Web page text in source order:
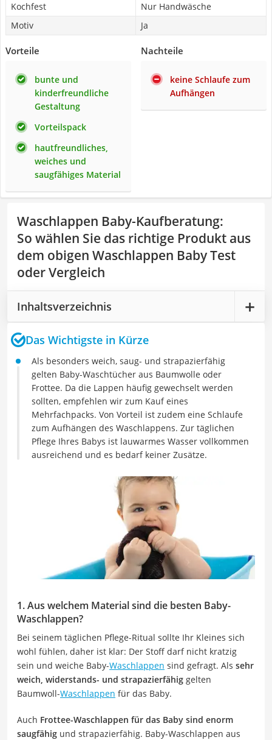
Kochfest
Nur Handwäsche
Motiv
Ja
Vorteile
bunte und
kinderfreundliche
Gestaltung
Vorteilspack
hautfreundliches,
weiches und
saugfähiges Material
Nachteile
keine Schlaufe zum
Aufhängen
Waschlappen Baby-Kaufberatung:
So wählen Sie das richtige Produkt aus
dem obigen Waschlappen Baby Test
oder Vergleich
Inhaltsverzeichnis
Das Wichtigste in Kürze
Als besonders weich, saug- und strapazierfähig
gelten Baby-Waschtücher aus Baumwolle oder
Frottee. Da die Lappen häufig gewechselt werden
sollten, empfehlen wir zum Kauf eines
Mehrfachpacks. Von Vorteil ist zudem eine Schlaufe
zum Aufhängen des Waschlappens. Zur täglichen
Pflege Ihres Babys ist lauwarmes Wasser vollkommen
ausreichend und es bedarf keiner Zusätze.
1. Aus welchem Material sind die besten Baby-
Waschlappen?
Bei seinem täglichen Pflege-Ritual sollte Ihr Kleines sich
wohl fühlen, daher ist klar: Der Stoff darf nicht kratzig
sein und weiche Baby-Waschlappen sind gefragt. Als sehr
weich, widerstands- und strapazierfähig gelten
Baumwoll-Waschlappen für das Baby.
Auch Frottee-Waschlappen für das Baby sind enorm
saugfähig und strapazierfähig. Baby-Waschlappen aus